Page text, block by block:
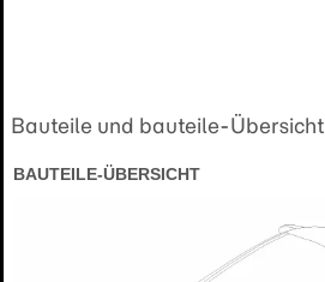
Bauteile und bauteile-Übersicht
BAUTEILE-ÜBERSICHT